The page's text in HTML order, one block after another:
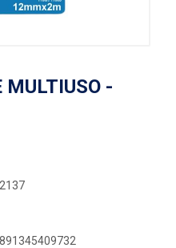
MULTIUSO -